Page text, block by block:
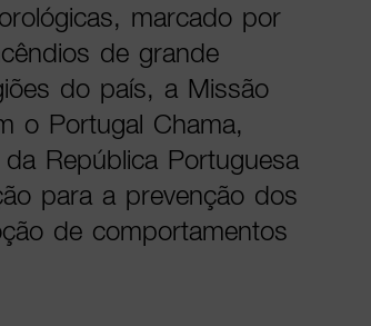
marcado por
de grande
do país, a Missão
o Portugal Chama,
República Portuguesa
para a prevenção dos
de comportamentos